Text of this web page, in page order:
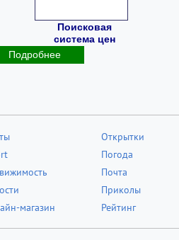
Поисковая
система цен
Подробнее
магазин
Открытки
Погода
Почта
Приколы
Рейтинг